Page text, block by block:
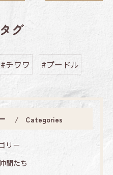
グ
#チワワ #プードル
Categories
リー
間たち